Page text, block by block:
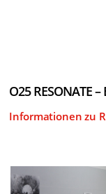
O25 RESONATE
Informationen zu